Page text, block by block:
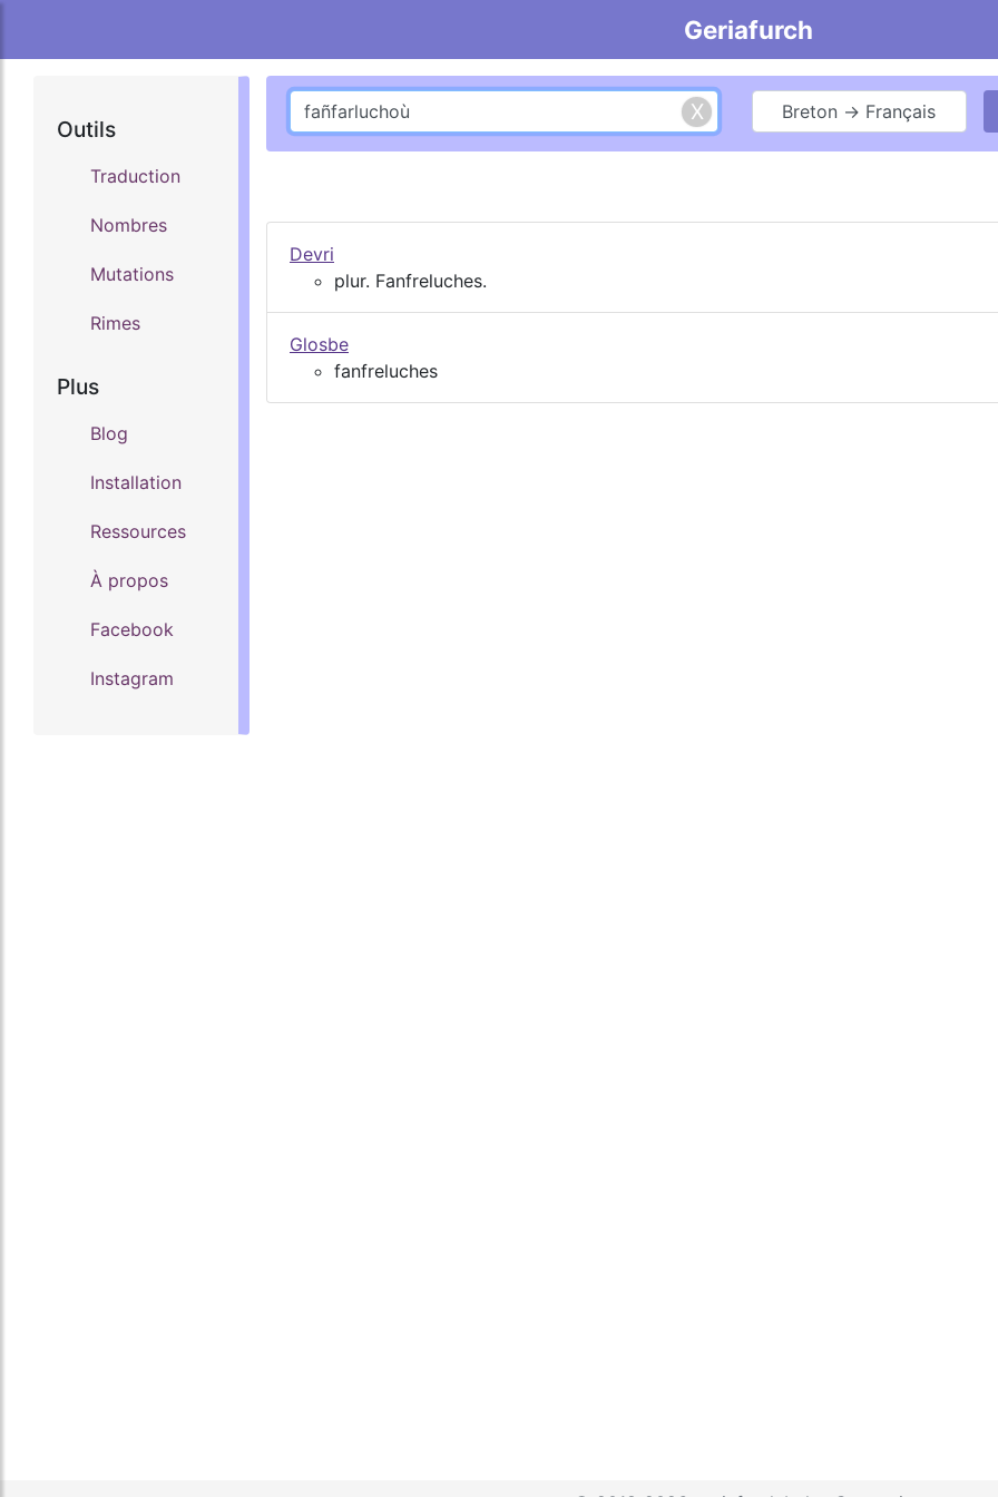
Geriafurch
Outils
Traduction
Nombres
Mutations
Rimes
Plus
Blog
Installation
Ressources
À propos
Facebook
Instagram
Breton → Français
Devri
plur. Fanfreluches.
Glosbe
fanfreluches